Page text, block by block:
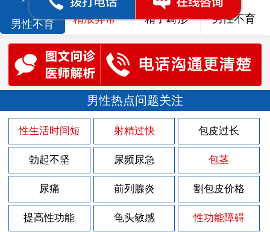
男性不育 精液异常 精子畸形 男性不育
男性热点问题关注
性生活时间短 射精过快 包皮过长
勃起不坚 尿频尿急 包茎
尿痛 前列腺炎 割包皮价格
提高性功能 龟头敏感 性功能障碍